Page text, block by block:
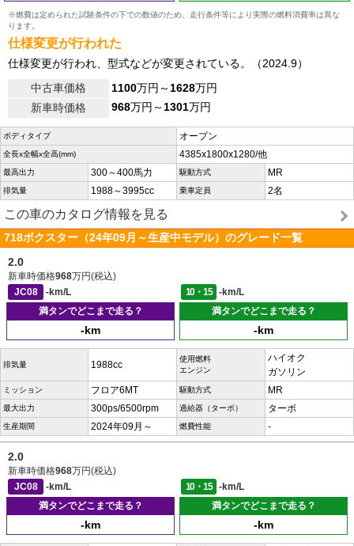
※燃費は定められた試験条件の下での数値のため、走行条件等により実際の燃料消費率は異な
ります。
仕様変更が行われた
仕様変更が行われ、型式などが変更されている。（2024.9）
中古車価格
1100万円～1628万円
新車時価格
968万円～1301万円
ボディタイプ オープン
全長x全幅x全高(mm) 4385x1800x1280/他
最高出力 300～400馬力 駆動方式 MR
排気量 1988～3995cc 乗車定員 2名
この車のカタログ情報を見る
718ボクスター（24年09月～生産中モデル）のグレード一覧
2.0
新車時価格968万円(税込)
JC08
-km/L 10・15
-km/L
満タンでどこまで走る？
-km
満タンでどこまで走る？
-km
排気量 1988cc
使用燃料
エンジン
ハイオク
ガソリン
ミッション フロア6MT 駆動方式 MR
最大出力 300ps/6500rpm 過給器（ターボ） ターボ
生産期間 2024年09月～ 燃費性能 -
2.0
新車時価格968万円(税込)
JC08
-km/L 10・15
-km/L
満タンでどこまで走る？
-km
満タンでどこまで走る？
-km